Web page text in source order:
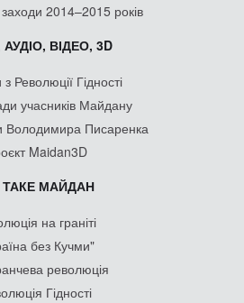
2014–2015 років
ВІДЕО, 3D
Революції Гідності
учасників Майдану
Володимира Писаренка
Maidan3D
МАЙДАН
на граніті
без Кучми"
революція
Гідності